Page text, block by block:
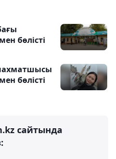
бөлісті
бөлісті
сайтында